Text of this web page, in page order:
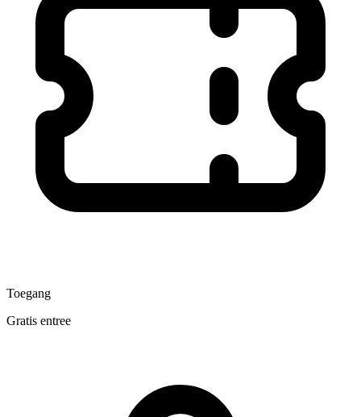
Toegang
Gratis entree